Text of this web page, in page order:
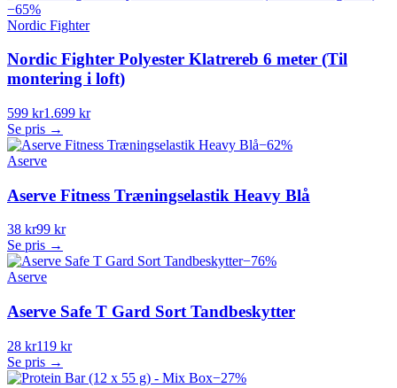
−65%
Nordic Fighter
Nordic Fighter Polyester Klatrereb 6 meter (Til
montering i loft)
599 kr1.699 kr
Se pris →
−62%
Aserve
Aserve Fitness Træningselastik Heavy Blå
38 kr99 kr
Se pris →
−76%
Aserve
Aserve Safe T Gard Sort Tandbeskytter
28 kr119 kr
Se pris →
−27%